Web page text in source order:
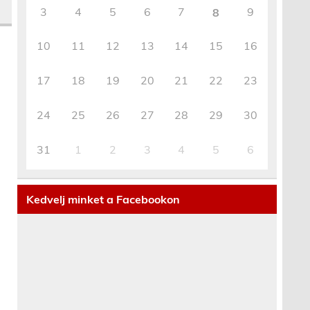
3 4 5 6 7 8 9
10 11 12 13 14 15 16
17 18 19 20 21 22 23
24 25 26 27 28 29 30
31 1 2 3 4 5 6
Kedvelj minket a Facebookon